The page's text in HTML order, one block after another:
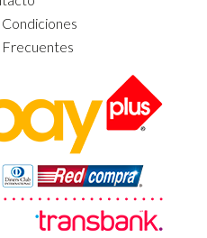
Frecuentes